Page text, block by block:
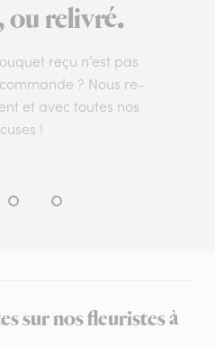
ou relivré.
reçu n’est pas
? Nous re-
et avec toutes nos
!
sur nos fleuristes à